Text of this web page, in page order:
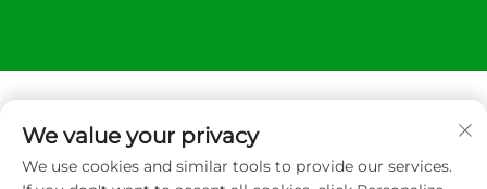
Copyright © 2025 徐州三和自動制御機器株式会社。
We value your privacy
We use cookies and similar tools to provide our services.